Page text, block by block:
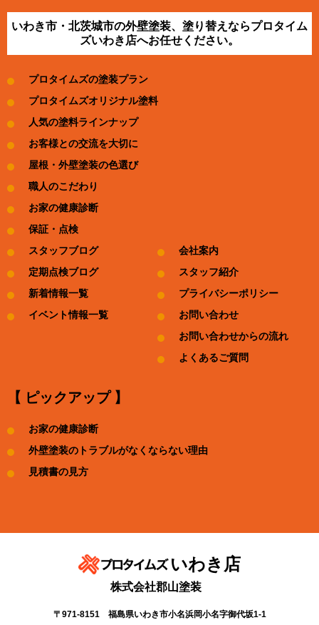
いわき市・北茨城市の外壁塗装、塗り替えならプロタイム
ズいわき店へお任せください。
プロタイムズの塗装プラン
プロタイムズオリジナル塗料
人気の塗料ラインナップ
お客様との交流を大切に
屋根・外壁塗装の色選び
職人のこだわり
お家の健康診断
保証・点検
スタッフブログ
定期点検ブログ
新着情報一覧
イベント情報一覧
会社案内
スタッフ紹介
プライバシーポリシー
お問い合わせ
お問い合わせからの流れ
よくあるご質問
【 ピックアップ 】
お家の健康診断
外壁塗装のトラブルがなくならない理由
見積書の見方
いわき店
株式会社郡山塗装
〒971-8151 福島県いわき市小名浜岡小名字御代坂1-1